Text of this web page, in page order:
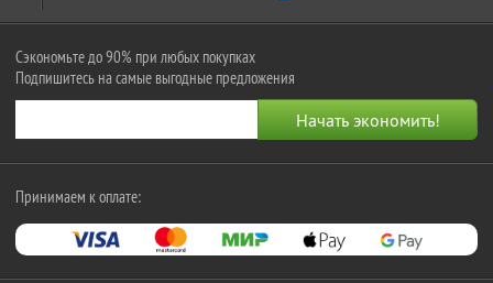
Сэкономьте до 90% при любых покупках
Подпишитесь на самые выгодные предложения
Принимаем к оплате: